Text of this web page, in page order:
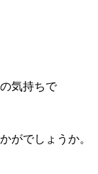
気持ちで
がでしょうか。